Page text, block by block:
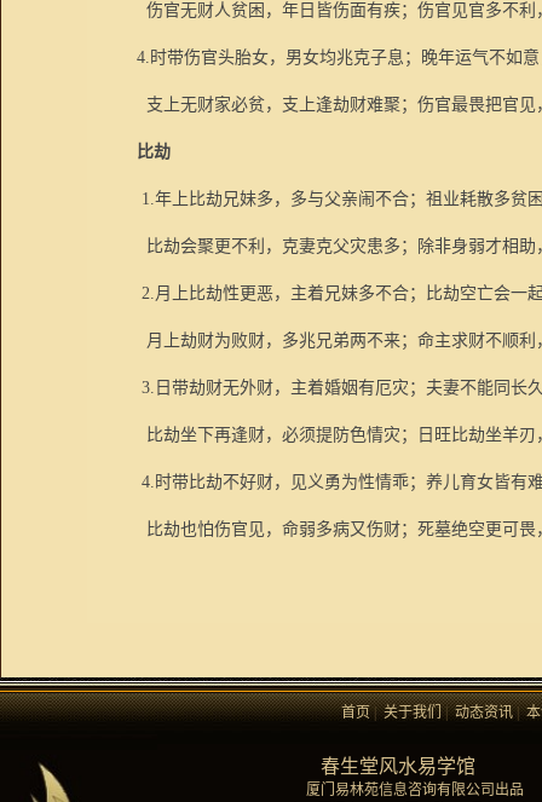
伤官无财人贫困，年日皆伤面有疾；伤官见官多不
4. 时带伤官头胎女，男女均兆克子息；晚年运气不如
支上无财家必贫，支上逢劫财难聚；伤官最畏把官
比劫
1.年上比劫兄妹多，多与父亲闹不合；祖业耗散多贫
比劫会聚更不利，克妻克父灾患多；除非身弱才相
2.月上比劫性更恶，主着兄妹多不合；比劫空亡会一
月上劫财为败财，多兆兄弟两不来；命主求财不顺
3. 日带劫财无外财，主着婚姻有厄灾；夫妻不能同长
比劫坐下再逢财，必须提防色情灾；日旺比劫坐羊
4. 时带比劫不好财，见义勇为性情乖；养儿育女皆有
比劫也怕伤官见，命弱多病又伤财；死墓绝空更可
首页|关于我们|动态资讯|
春生堂风水易学馆
厦门易林苑信息咨询有限公司出品